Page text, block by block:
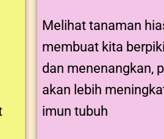
Melihat tanaman
membuat kita
dan menenangkan,
akan lebih
imun tubuh